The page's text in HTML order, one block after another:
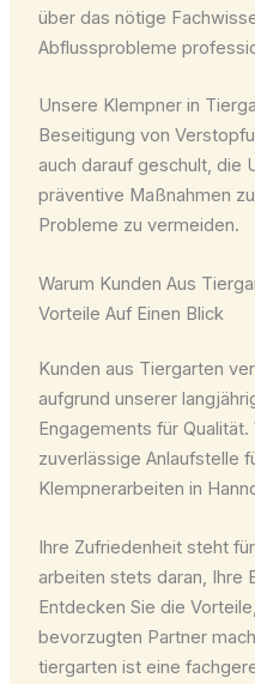
über das nötige
Abflussprobleme
Unsere Klempner in
Beseitigung von
auch darauf geschult, die
präventive Maßnahmen
Probleme zu vermeiden.
Warum Kunden Aus
Vorteile Auf Einen Blick
Kunden aus Tiergarten
aufgrund unserer
Engagements für
zuverlässige Anlaufstelle
Klempnerarbeiten in
Ihre Zufriedenheit steht
arbeiten stets daran, Ihre
Entdecken Sie die
bevorzugten Partner
tiergarten ist eine